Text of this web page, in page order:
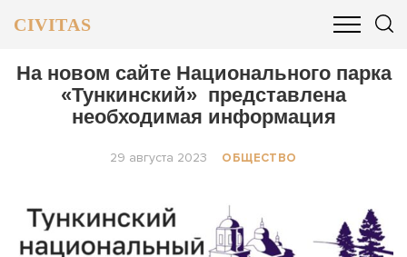
CIVITAS
ОБЩЕСТВО БИЗНЕС И ФИНАНСЫ
На новом сайте Национального парка
«Тункинский» представлена
необходимая информация
29 августа 2023 ОБЩЕСТВО